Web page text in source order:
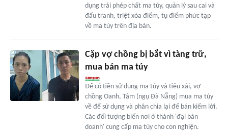
dụng trái phép chất ma túy, quản lý sau cai và
đấu tranh, triệt xóa điểm, tụ điểm phức tạp
về ma túy trên địa bàn.
Cặp vợ chồng bị bắt vì tàng trữ,
mua bán ma túy
Để có tiền sử dụng ma túy và tiêu xài, vợ
chồng Oanh, Tâm (ngụ Đà Nẵng) mua ma túy
về để sử dụng và phân chia lại để bán kiếm lời.
Các đối tượng biến nơi ở thành 'đại bản
doanh' cung cấp ma túy cho con nghiện.